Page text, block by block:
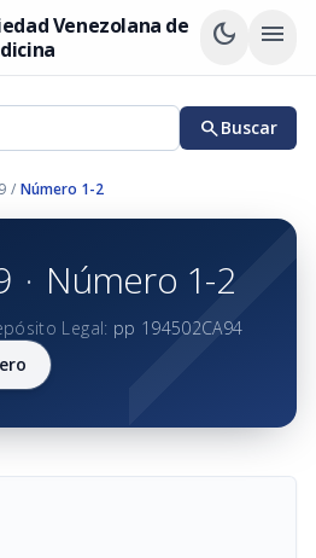
Venezolana de
dark_mode menu
searchBuscar
/ Número 1-2
· Número 1-2
Legal: pp 194502CA94